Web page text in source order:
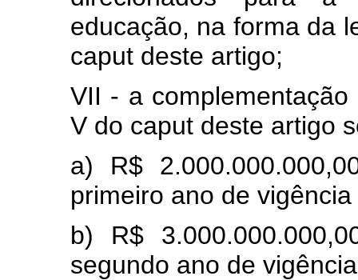
educação, na forma da
caput deste artigo;
VII - a
V do caput deste artigo
a) R$
primeiro ano de
b) R$
segundo ano de